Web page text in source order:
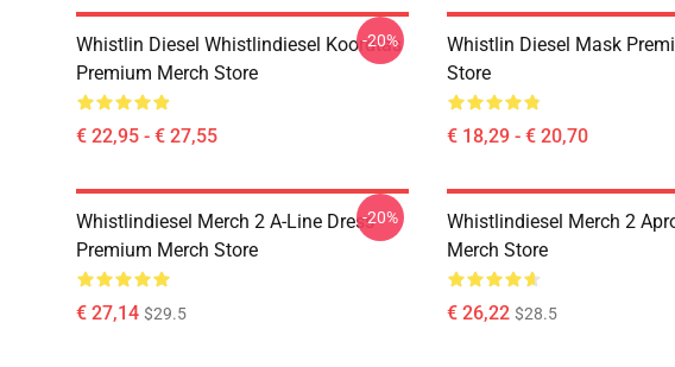
Whistlin Diesel Whistlindiesel Koordtas
Premium Merch Store
€ 22,95 - € 27,55
-20%
Whistlin Diesel Mask
Store
€ 18,29 - € 20,70
Whistlindiesel Merch 2 A-Line Dress
Premium Merch Store
€ 27,14 $29.5
-20%
Whistlindiesel Merch 2
Merch Store
€ 26,22 $28.5